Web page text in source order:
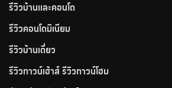
รีวิวบ้านและคอนโด
รีวิวคอนโดมิเนียม
รีวิวบ้านเดี่ยว
รีวิวทาวน์เฮ้าส์ รีวิวทาวน์โฮม